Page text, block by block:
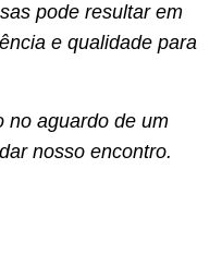
pode resultar em
e qualidade para
no aguardo de um
nosso encontro.